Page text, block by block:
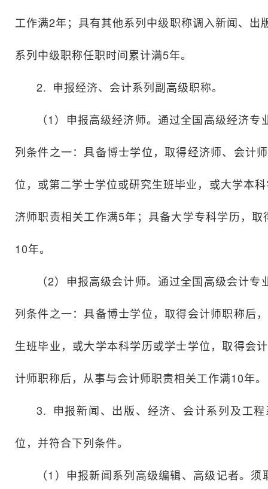
工作满2年；具有其他系列中级职称调入新闻、
系列中级职称任职时间累计满5年。
2. 申报经济、会计系列副高级职称。
（1）申报高级经济师。通过全国高级经济
列条件之一：具备博士学位，取得经济师、会计
位，或第二学士学位或研究生班毕业，或大学本
济师职责相关工作满5年；具备大学专科学历，
10年。
（2）申报高级会计师。通过全国高级会计
列条件之一：具备博士学位，取得会计师职称后
生班毕业，或大学本科学历或学士学位，取得会
计师职称后，从事与会计师职责相关工作满10年。
3. 申报新闻、出版、经济、会计系列及工
位，并符合下列条件。
（1）申报新闻系列高级编辑、高级记者。